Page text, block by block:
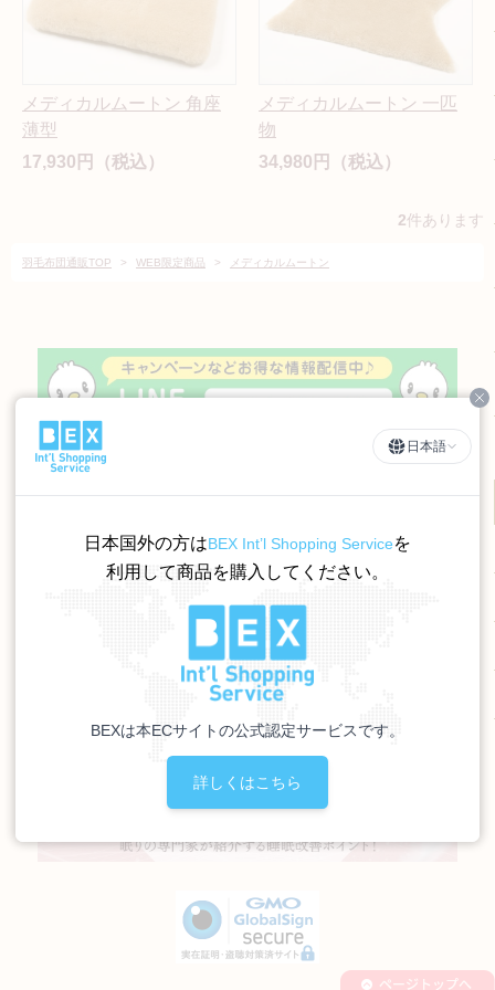
メディカルムートン 角座
薄型
17,930円（税込）
メディカルムートン 一匹
物
34,980円（税込）
2件あります
羽毛布団通販TOP > WEB限定商品 > メディカルムートン
日本語
日本国外の方はBEX Int’l Shopping Serviceを
利用して商品を購入してください。
BEXは本ECサイトの公式認定サービスです。
詳しくはこちら